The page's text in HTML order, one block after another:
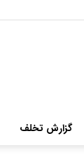
گزارش تخلف